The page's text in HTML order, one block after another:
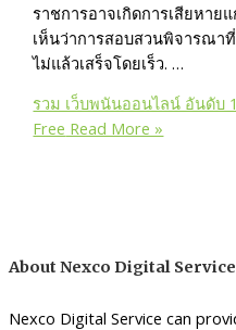
ราชการอาจเกิดการเสียหา
เห็นว่าการสอบสวนพิจารณา
ไม่แล้วเสร็จโดยเร็ว. …
รวม เว็บพนันออนไลน์ อันดับ
Free Read More »
About Nexco Digital
Nexco Digital Service can